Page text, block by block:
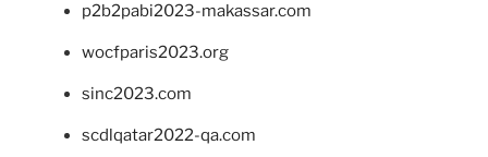
p2b2pabi2023-makassar.com
wocfparis2023.org
sinc2023.com
scdlqatar2022-qa.com